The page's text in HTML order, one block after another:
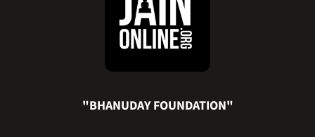
"BHANUDAY FOUNDATION"